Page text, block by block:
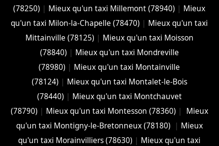
(78250) | Mieux qu'un taxi Millemont (78940) | Mieux
qu'un taxi Milon-la-Chapelle (78470) | Mieux qu'un taxi
Mittainville (78125) | Mieux qu'un taxi Moisson
(78840) | Mieux qu'un taxi Mondreville
(78980) | Mieux qu'un taxi Montainville
(78124) | Mieux qu'un taxi Montalet-le-Bois
(78440) | Mieux qu'un taxi Montchauvet
(78790) | Mieux qu'un taxi Montesson (78360) |
Mieux
qu'un taxi Montigny-le-Bretonneux (78180)
| Mieux
qu'un taxi Morainvilliers (78630) | Mieux qu'un taxi